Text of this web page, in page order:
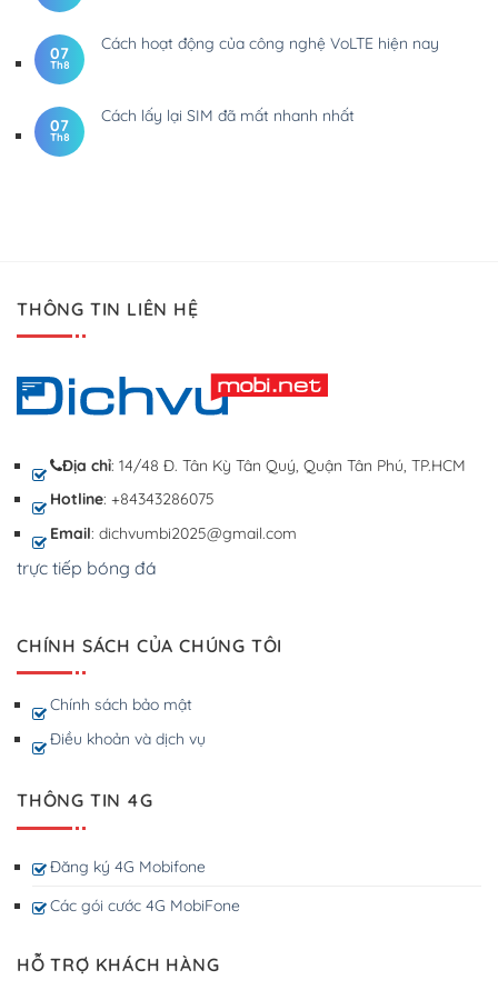
07
Th8
Cách hoạt động của công nghệ VoLTE hiện nay
07
Th8
Cách lấy lại SIM đã mất nhanh nhất
THÔNG TIN LIÊN HỆ
Địa chỉ: 14/48 Đ. Tân Kỳ Tân Quý, Quận Tân Phú, TP.HCM
Hotline: +84343286075
Email: dichvumbi2025@gmail.com
trực tiếp bóng đá
CHÍNH SÁCH CỦA CHÚNG TÔI
Chính sách bảo mật
Điều khoản và dịch vụ
THÔNG TIN 4G
Đăng ký 4G Mobifone
Các gói cước 4G MobiFone
HỖ TRỢ KHÁCH HÀNG